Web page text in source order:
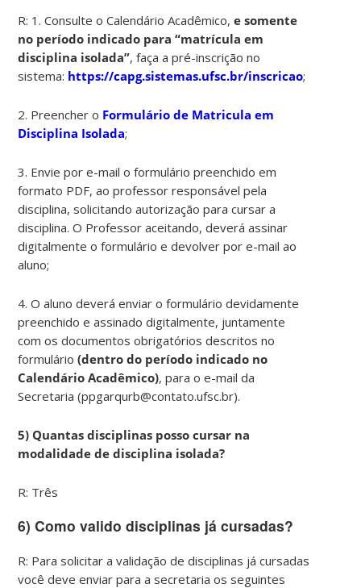
R: 1. Consulte o Calendário Acadêmico,e somente
no período indicado para “matrícula em
disciplina isolada”, faça a pré-inscrição no
sistema: https://capg.sistemas.ufsc.br/inscricao;
2. Preencher o Formulário de Matricula em
Disciplina Isolada;
3. Envie por e-mail o formulário preenchido em
formato PDF, ao professor responsável pela
disciplina, solicitando autorização para cursar a
disciplina. O Professor aceitando, deverá assinar
digitalmente o formulário e devolver por e-mail ao
aluno;
4. O aluno deverá enviar o formulário devidamente
preenchido e assinado digitalmente, juntamente
com os documentos obrigatórios descritos no
formulário(dentro do período indicado no
Calendário Acadêmico), para o e-mail da
Secretaria (ppgarqurb@contato.ufsc.br).
5) Quantas disciplinas posso cursar na
modalidade de disciplina isolada?
R: Três
6)Como valido disciplinas já cursadas?
R: Para solicitar a validação de disciplinas já cursadas
você deve enviar para a secretaria os seguintes